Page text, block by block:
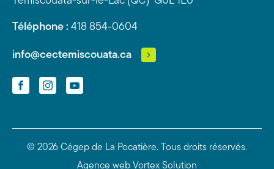
Téléphone : 418 854-0604
info@cectemiscouata.ca
FacebookInstagramYouTube
© 2026 Cégep de La Pocatière.
Tous droits réservés.
Agence web Vortex Solution